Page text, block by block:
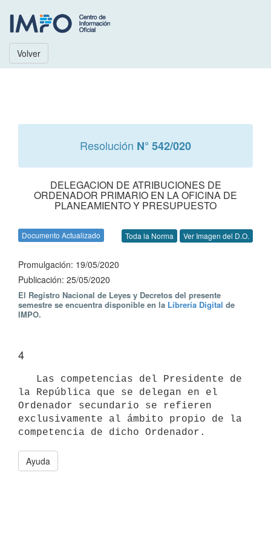
Volver
Resolución N° 542/020
DELEGACION DE ATRIBUCIONES DE
ORDENADOR PRIMARIO EN LA OFICINA DE
PLANEAMIENTO Y PRESUPUESTO
Documento Actualizado Toda la Norma Ver Imagen del D.O.
Promulgación: 19/05/2020
Publicación: 25/05/2020
El Registro Nacional de Leyes y Decretos del presente
semestre se encuentra disponible en la Librería Digital de
IMPO.
4
la República que se delegan en el
Ordenador secundario se refieren
exclusivamente al ámbito propio de la
Ayuda